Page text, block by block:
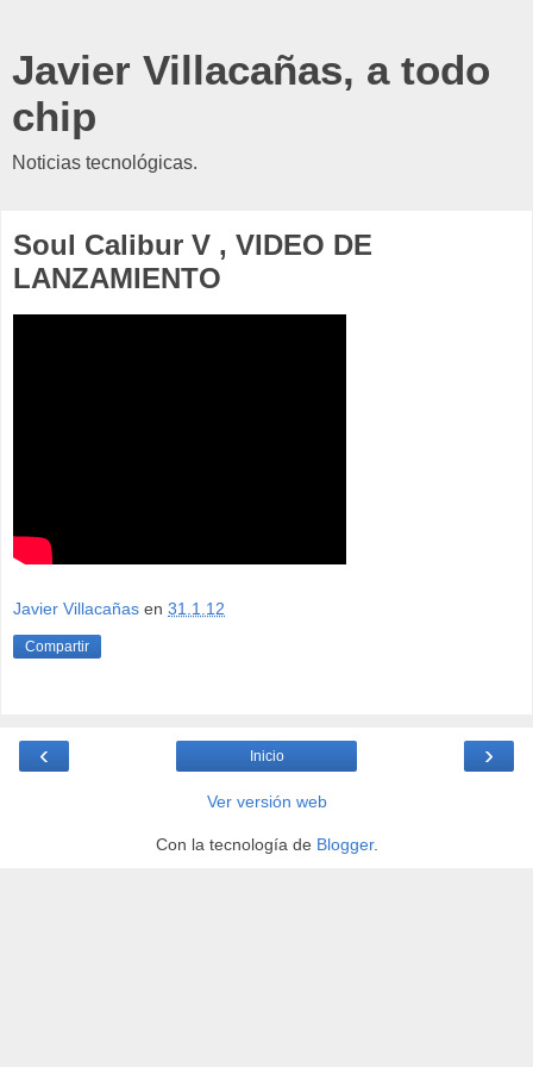
Javier Villacañas, a todo
chip
Noticias tecnológicas.
Soul Calibur V , VIDEO DE
LANZAMIENTO
Javier Villacañas en 31.1.12
Compartir
‹ ›
Inicio
Ver versión web
Con la tecnología de Blogger.